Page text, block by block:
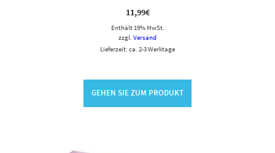
11,99€
Enthält 19% MwSt.
zzgl. Versand
Lieferzeit: ca. 2-3 Werktage
GEHEN SIE ZUM PRODUKT